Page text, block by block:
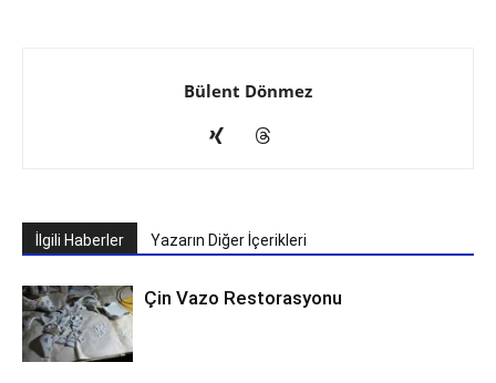
Bülent Dönmez
İlgili Haberler Yazarın Diğer İçerikleri
Çin Vazo Restorasyonu